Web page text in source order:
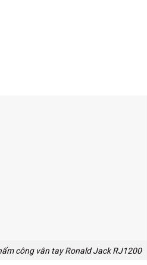
công vân tay Ronald Jack RJ1200